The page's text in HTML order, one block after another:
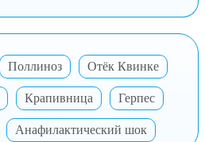
Поллиноз Отёк Квинке
Крапивница Герпес
Анафилактический шок